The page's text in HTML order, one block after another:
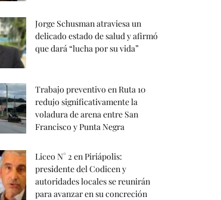
Jorge Schusman atraviesa un
delicado estado de salud y afirmó
que dará “lucha por su vida”
Trabajo preventivo en Ruta 10
redujo significativamente la
voladura de arena entre San
Francisco y Punta Negra
Liceo N° 2 en Piriápolis:
presidente del Codicen y
autoridades locales se reunirán
para avanzar en su concreción